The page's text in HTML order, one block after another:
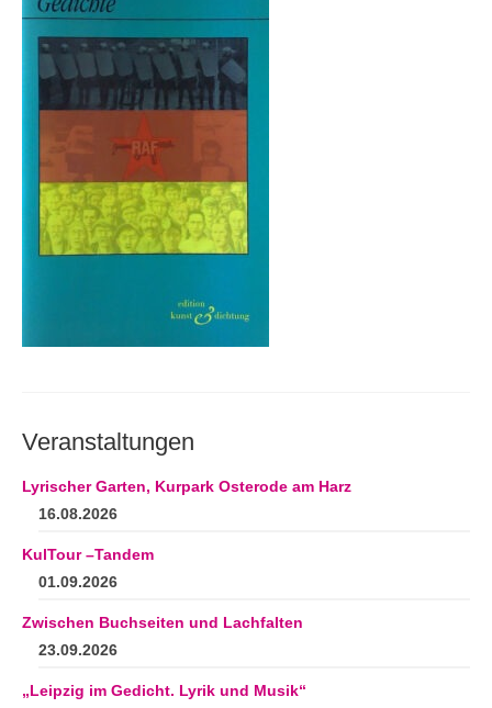
Neuerscheinungen von Mitgliedern
Ausschreibungen
Leipziger Lyrikbibliothek
Lyrikschaufenster im Literaturhaus Leipzig
Mitglied werden
Veranstaltungen
Lyrischer Garten, Kurpark Osterode am Harz
16.08.2026
KulTour –Tandem
01.09.2026
Zwischen Buchseiten und Lachfalten
23.09.2026
„Leipzig im Gedicht. Lyrik und Musik“